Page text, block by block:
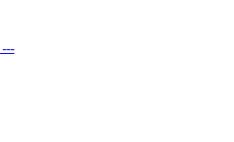
---